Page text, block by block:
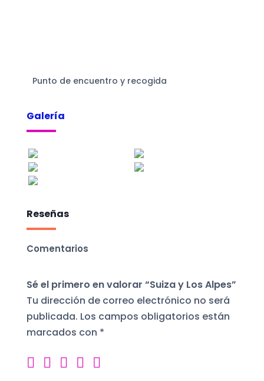
Punto de encuentro y recogida
Galería
Reseñas
Comentarios
Sé el primero en valorar “Suiza y Los Alpes”
Tu dirección de correo electrónico no será
publicada. Los campos obligatorios están
marcados con *